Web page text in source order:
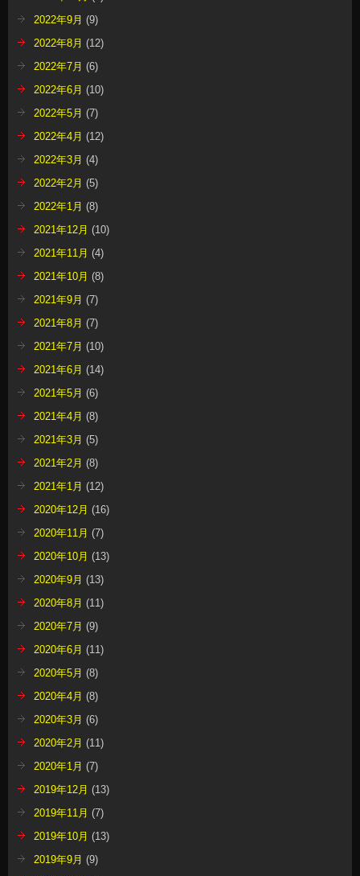
2022年9月 (9)
2022年8月 (12)
2022年7月 (6)
2022年6月 (10)
2022年5月 (7)
2022年4月 (12)
2022年3月 (4)
2022年2月 (5)
2022年1月 (8)
2021年12月 (10)
2021年11月 (4)
2021年10月 (8)
2021年9月 (7)
2021年8月 (7)
2021年7月 (10)
2021年6月 (14)
2021年5月 (6)
2021年4月 (8)
2021年3月 (5)
2021年2月 (8)
2021年1月 (12)
2020年12月 (16)
2020年11月 (7)
2020年10月 (13)
2020年9月 (13)
2020年8月 (11)
2020年7月 (9)
2020年6月 (11)
2020年5月 (8)
2020年4月 (8)
2020年3月 (6)
2020年2月 (11)
2020年1月 (7)
2019年12月 (13)
2019年11月 (7)
2019年10月 (13)
2019年9月 (9)